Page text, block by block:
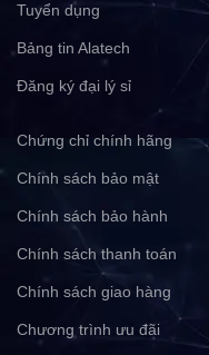
Tuyển dụng
Bảng tin Alatech
Đăng ký đại lý sỉ
Chứng chỉ chính hãng
Chính sách bảo mật
Chính sách bảo hành
Chính sách thanh toán
Chính sách giao hàng
Chương trình ưu đãi